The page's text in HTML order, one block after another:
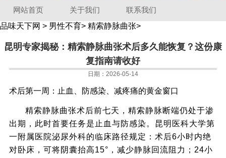
网站首页 关于我们
联系我们
品味天下网 > 男性不育> 精索静脉曲张>
昆明专家揭秘：精索静脉曲张术后多久能恢复？这份康
复指南请收好
日期：2026-05-14
术后第一周：止血、防感染、减疼痛的黄金窗口
精索静脉曲张术后前七天，精索静脉断端仍处于渗
出期，此时首要任务是止血与防感染。昆明医科大学第
一附属医院泌尿外科的临床路径规定：术后6小时内绝
对卧床，可将阴囊抬高15°，减少静脉回流阻力；24小